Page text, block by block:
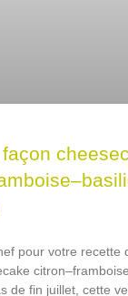
pour votre recette
de fin juillet, cette